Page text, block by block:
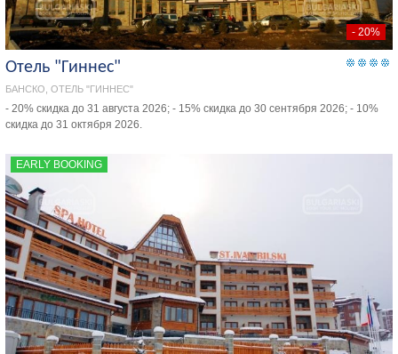
- 20%
Отель "Гиннес"
БАНСКО, ОТЕЛЬ "ГИННЕС"
- 20% скидка до 31 августа 2026; - 15% скидка до 30 сентября 2026; - 10%
скидка до 31 октября 2026.
EARLY BOOKING